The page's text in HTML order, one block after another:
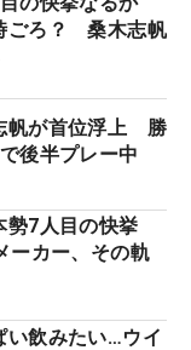
ごろ？ 桑木志帆
帆が首位浮上 勝
後半プレー中
勢7人目の快挙
ーカー、その軌
い飲みたい…ウイ